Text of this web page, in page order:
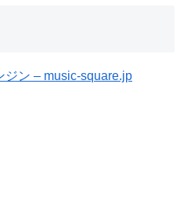
ジン – music-square.jp